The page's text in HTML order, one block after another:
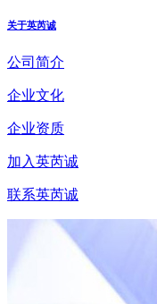
关于英芮诚
公司简介
企业文化
企业资质
加入英芮诚
联系英芮诚